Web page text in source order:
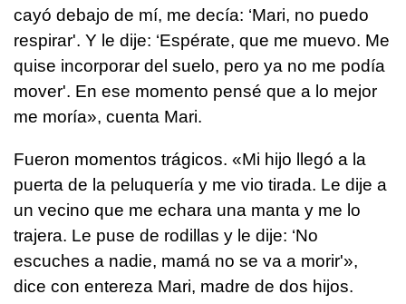
cayó debajo de mí, me decía: ‘Mari, no puedo
respirar'. Y le dije: ‘Espérate, que me muevo. Me
quise incorporar del suelo, pero ya no me podía
mover'. En ese momento pensé que a lo mejor
me moría», cuenta Mari.
Fueron momentos trágicos. «Mi hijo llegó a la
puerta de la peluquería y me vio tirada. Le dije a
un vecino que me echara una manta y me lo
trajera. Le puse de rodillas y le dije: ‘No
escuches a nadie, mamá no se va a morir'»,
dice con entereza Mari, madre de dos hijos.